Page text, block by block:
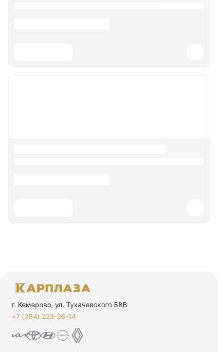
г. Кемерово, ул. Тухачевского 58В
+7 (384) 223-26-14‬